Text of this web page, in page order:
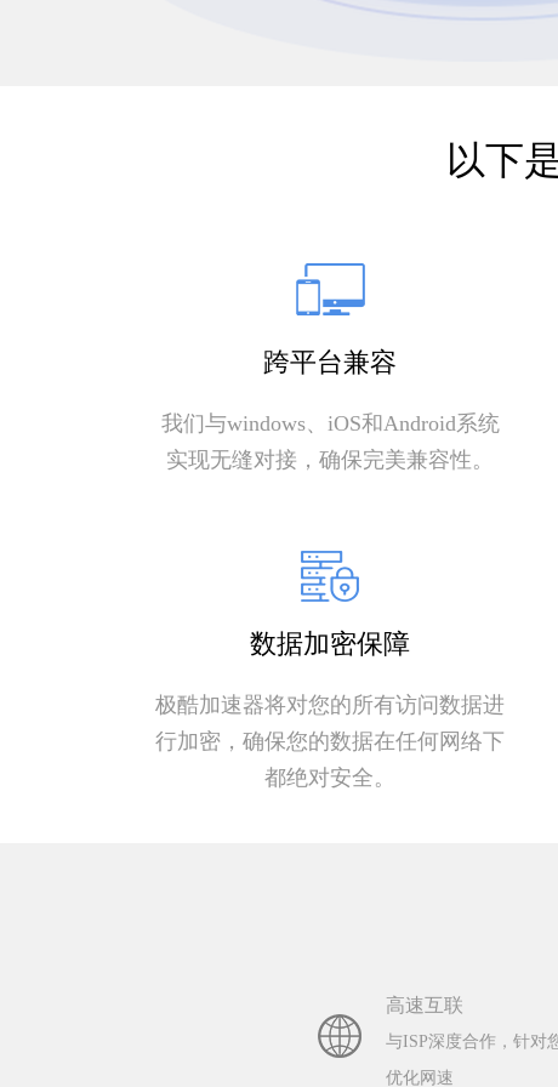
以下
跨平台兼容
我们与windows、iOS和Android系统
实现无缝对接，确保完美兼容性。
数据加密保障
极酷加速器将对您的所有访问数据进
行加密，确保您的数据在任何网络下
都绝对安全。
高速互联
与ISP深度合作，针对
优化网速